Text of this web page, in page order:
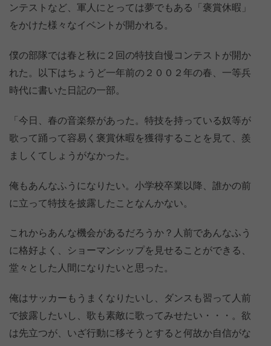
ンテストなど、軍人にとっては夢でもある「褒賞休暇」
をかけた様々なイベントが開かれる。
僕の部隊では春と秋に２回の特技自慢コンテストが開か
れた。以下はちょうど一年前の２００２年の春、一等兵
時代に書いた日記の一部。
「今日、春の音楽祭があった。特技を持っている奴等が
歌って踊って容易く褒賞休暇を獲得することを見て、羨
ましくてしょうがなかった。
俺もあんなふうになりたい。小学校卒業以降、誰かの前
に立って特技を披露したことなんかない。
これからあんな機会があるだろうか？人前であんなふう
に格好よく、ショーマンシップを見せることができる、
堂々とした人間になりたいと思った。
俺はサッカーもうまくなりたいし、ダンスも習って人前
で披露したいし、歌も素敵に歌ってみせたい・・・。欲
は先立つが、いざ行動に移そうとすると何故か自信がな